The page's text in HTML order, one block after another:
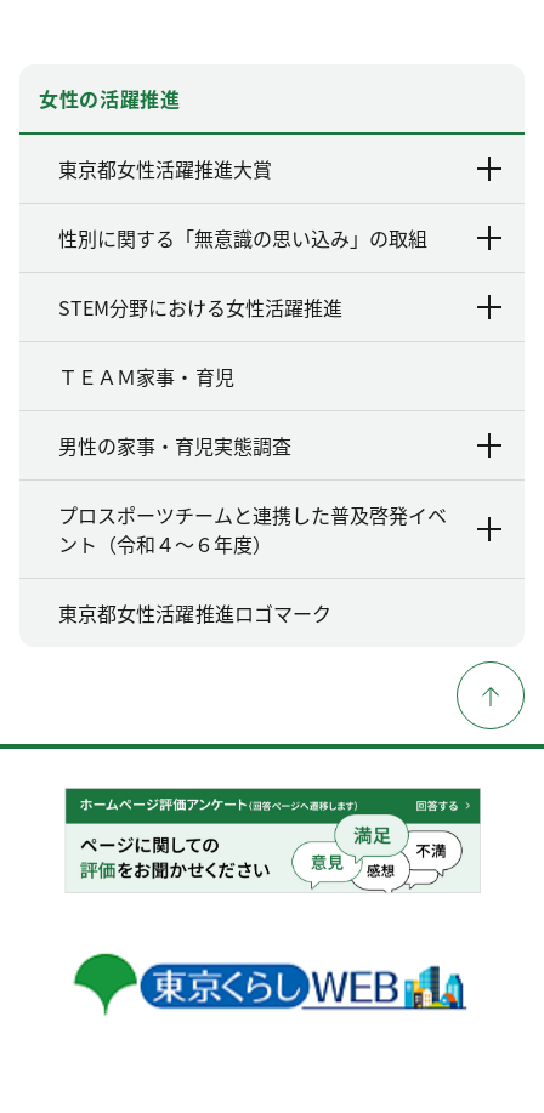
女性の活躍推進
東京都女性活躍推進大賞
性別に関する「無意識の思い込み」の取組
STEM分野における女性活躍推進
ＴＥＡＭ家事・育児
男性の家事・育児実態調査
プロスポーツチームと連携した普及啓発イベ
ント（令和４～６年度）
東京都女性活躍推進ロゴマーク